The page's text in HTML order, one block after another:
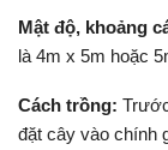
Mật độ, khoảng
là 4m x 5m hoặc
Cách trồng:
đặt cây vào chính